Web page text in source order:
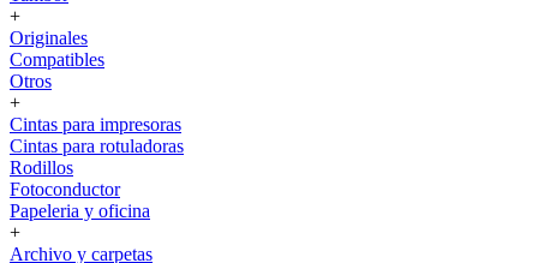
+
Originales
Compatibles
Otros
+
Cintas para impresoras
Cintas para rotuladoras
Rodillos
Fotoconductor
Papeleria y oficina
+
Archivo y carpetas